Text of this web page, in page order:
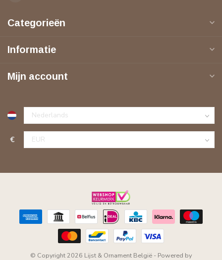
Categorieën
Informatie
Mijn account
€
© Copyright 2026 Lijst & Ornament België - Powered by